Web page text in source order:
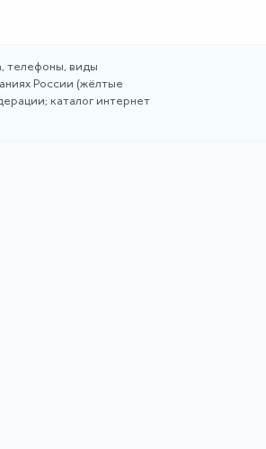
телефоны, виды
России (жёлтые
каталог интернет